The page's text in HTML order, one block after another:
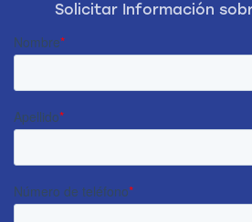
Solicitar Información